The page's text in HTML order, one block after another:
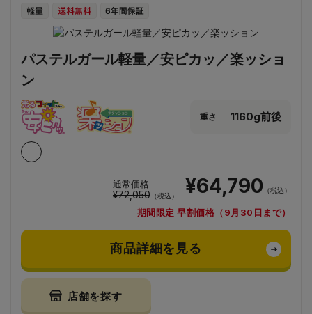
パステルガール軽量／安ピカッ／楽ッショ
ン
重さ 1160g前後
通常価格
¥72,050 （税込） ¥64,790 （税込）
期間限定 早割価格（9月30日まで）
商品詳細を見る
店舗を探す